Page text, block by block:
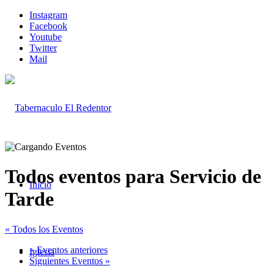
Instagram
Facebook
Youtube
Twitter
Mail
Inicio
Iglesia
Todos eventos para Servicio de
Tarde
« Todos los Eventos
«Eventos anteriores
Siguientes Eventos »